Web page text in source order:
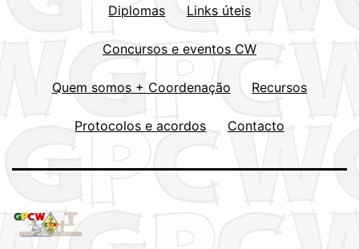
Diplomas Links úteis
Concursos e eventos CW
Quem somos + Coordenação Recursos
Protocolos e acordos Contacto